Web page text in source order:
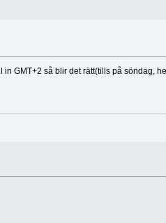
GMT+2 så blir det rätt(tills på söndag,